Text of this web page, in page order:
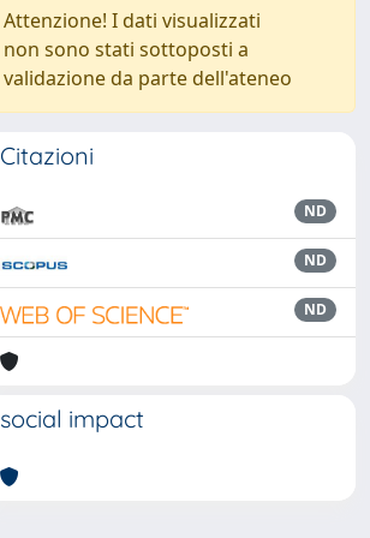
Attenzione! I dati visualizzati
non sono stati sottoposti a
validazione da parte dell'ateneo
Citazioni
ND
ND
ND
social impact